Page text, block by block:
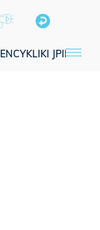
ENCYKLIKI JPII